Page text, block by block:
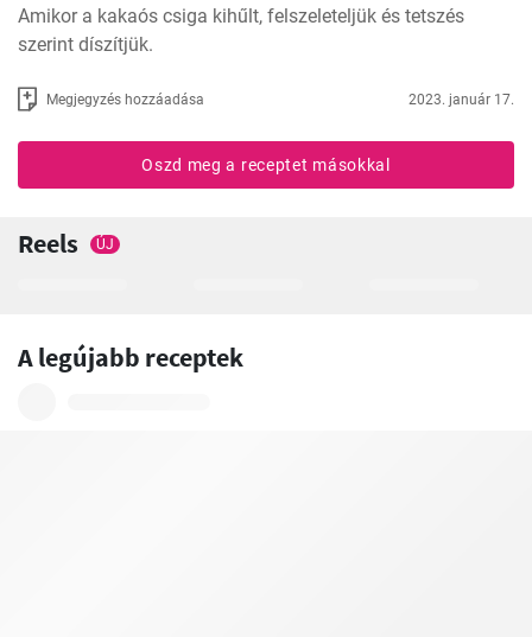
Amikor a kakaós csiga kihűlt, felszeleteljük és tetszés
szerint díszítjük.
Megjegyzés hozzáadása 2023. január 17.
Oszd meg a receptet másokkal
Reels ÚJ
A legújabb receptek